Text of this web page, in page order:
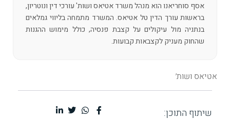
אסף סוחריאנו הוא מנהל משרד אטיאס ושות' עורכי דין ונוטריון,
בראשות עורך הדין טל אטיאס. המשרד מתמחה בליווי גמלאים
בנתניה מול עיקולים על קצבת פנסיה, כולל מימוש ההגנות
שהחוק מעניק לקצבאות קבועות.
אטיאס ושות׳
שיתוף התוכן: